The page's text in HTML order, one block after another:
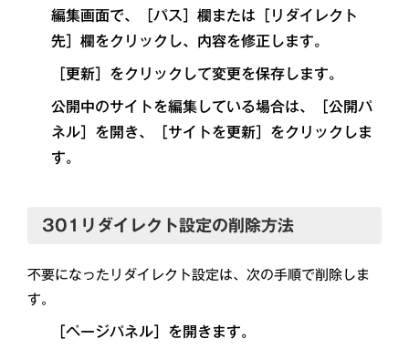
編集画面で、［パス］欄または［リダイレクト
先］欄をクリックし、内容を修正します。
［更新］をクリックして変更を保存します。
公開中のサイトを編集している場合は、［公開パ
ネル］を開き、［サイトを更新］をクリックしま
す。
301リダイレクト設定の削除方法
不要になったリダイレクト設定は、次の手順で削除しま
す。
［ページパネル］を開きます。